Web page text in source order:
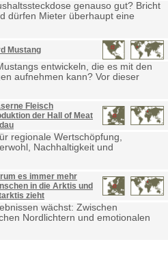
genauso gut? Bricht
dürfen Mieter überhaupt eine
Mustang
entwickeln, die es mit den
aufnehmen kann? Vor dieser
Fleisch
der Hall of Meat
regionale Wertschöpfung,
Nachhaltigkeit und
es immer mehr
in die Arktis und
zieht
wächst: Zwischen
Nordlichtern und emotionalen